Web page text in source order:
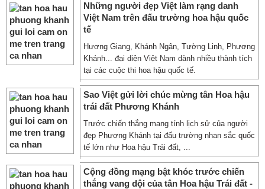
Những người đẹp Việt làm rạng danh
Việt Nam trên đấu trường hoa hậu quốc
tế
Hương Giang, Khánh Ngân, Tường Linh, Phương
Khánh... đại diện Việt Nam dành nhiều thành tích
tại các cuộc thi hoa hậu quốc tế.
Sao Việt gửi lời chúc mừng tân Hoa hậu
trái đất Phương Khánh
Trước chiến thắng mang tính lịch sử của người
đẹp Phương Khánh tại đấu trường nhan sắc quốc
tế lớn như Hoa hậu Trái đất, ...
Cộng đồng mạng bật khóc trước chiến
thắng vang dội của tân Hoa hậu Trái đất -